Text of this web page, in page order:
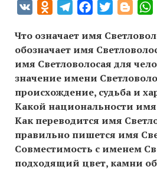
VK Odnoklassniki
TelegramFacebookTwitter
Что означает имя
обозначает имя
имя Светловолосая для
значение имени
происхождение, судьба и
Какой национальности имя
Как переводится имя
правильно пишется имя
Совместимость c именем
подходящий цвет, камни